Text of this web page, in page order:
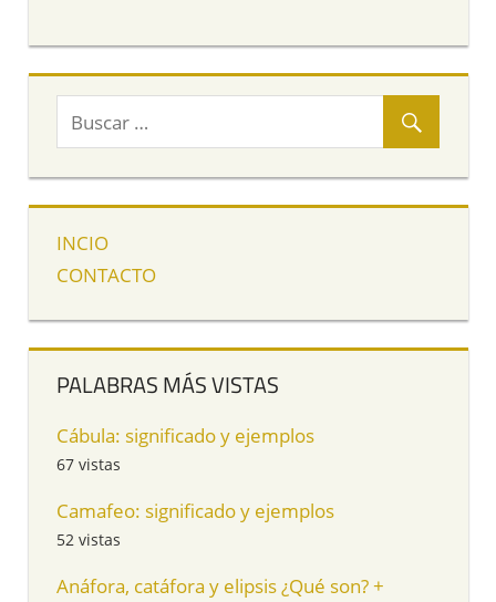
INCIO
CONTACTO
PALABRAS MÁS VISTAS
Cábula: significado y ejemplos
67 vistas
Camafeo: significado y ejemplos
52 vistas
Anáfora, catáfora y elipsis ¿Qué son? +